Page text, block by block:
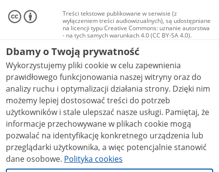
Treści tekstowe publikowane w serwisie (z
wyłączeniem treści audiowizualnych), są udostępniane
na licencji typu Creative Commons: uznanie autorstwa
- na tych samych warunkach 4.0 (CC BY-SA 4.0).
Materiały audiowizualne, w tym zdjęcia, materiały
audio i wideo, są udostępniane na licencji typu
Creative Commons: uznanie autorstwa użycie
niekomercyjne - bez utworów zależnych 4.0 (CC BY-
NC-ND 4.0), o ile nie jest to stwierdzone inaczej.
Dbamy o Twoją prywatność
Wykorzystujemy pliki cookie w celu zapewnienia
prawidłowego funkcjonowania naszej witryny oraz do
analizy ruchu i optymalizacji działania strony. Dzięki nim
możemy lepiej dostosować treści do potrzeb
użytkowników i stale ulepszać nasze usługi. Pamiętaj, że
informacje przechowywane w plikach cookie mogą
pozwalać na identyfikację konkretnego urządzenia lub
przeglądarki użytkownika, a więc potencjalnie stanowić
dane osobowe. Polityka cookies